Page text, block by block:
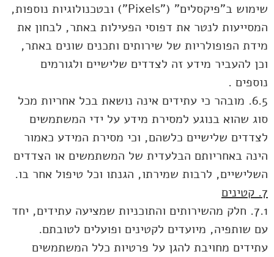
שימוש ב"פיקסלים" ("Pixels") ובטכנולוגיות נוספות,
המסייעות לנטר את דפוסי הפעילות באתר, לבחון את
מידת הפופולריות של שירותים ותכנים שונים באתר,
וכן להעביר מידע זה לצדדים שלישיים ולגורמים
נוספים .
6.5. מובהר כי עתידים אינה נושאת בכל אחריות מכל
סוג שהוא בנוגע למסירת מידע על ידי המשתמשים
לצדדים שלישיים כלשהם, וכי מסירת המידע כאמור
הינה באחריותם הבלעדית של המשתמשים או הצדדים
השלישיים, לרבות שמירתו, הגנתו וכל טיפול אחר בו.
7. קטינים
7.1. חלק מהשירותים והתוכניות שמציעה עתידים, יחד
עם שותפיה, מיועדים לקטינים ופועלים לטובתם.
עתידים מחויבת להגן על פרטיות כלל המשתמשים